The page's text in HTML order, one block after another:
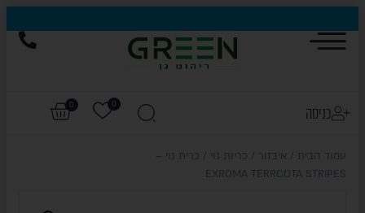
הייגולד- המותג שכבש את עולם החוץ, עכשיו בהנחות של עד 50%
כניסה 0
0
עמוד הבית איבזור כריות נוי
/ כרית נוי –
EXROMA TERRCOTA STRIPES